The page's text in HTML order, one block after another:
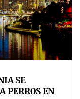
SE
PERROS EN